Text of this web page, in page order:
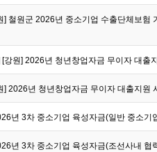
] 철원군 2026년 중소기업 수출단체보
강원] 2026년 청년창업자금 무이자 대출
] 2026년 청년창업자금 무이자 대출지원
년 3차 중소기업 육성자금(일반 중소
년 3차 중소기업 육성자금(조선사내